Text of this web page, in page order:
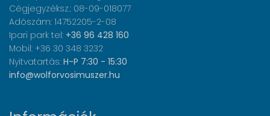
Cégjegyzéksz.: 08-09-018077
Adószám: 14752205-2-08
Ipari park tel: +36 96 428 160
Mobil: +36 30 348 3232
Nyitvatartás: H-P 7:30 - 15:30
info@wolforvosimuszer.hu